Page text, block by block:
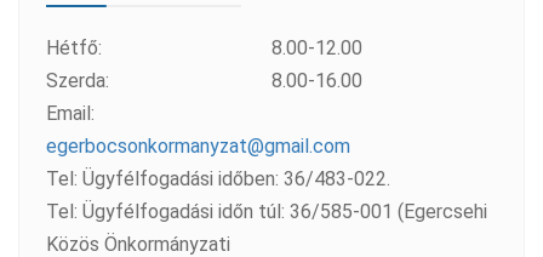
Hétfő:
8.00-12.00
Szerda:
8.00-16.00
Email:
egerbocsonkormanyzat@gmail.com
Tel: Ügyfélfogadási időben: 36/483-022.
Tel: Ügyfélfogadási időn túl: 36/585-001 (Egercsehi
Közös Önkormányzati